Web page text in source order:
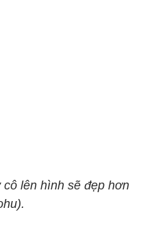
cô lên hình sẽ đẹp hơn